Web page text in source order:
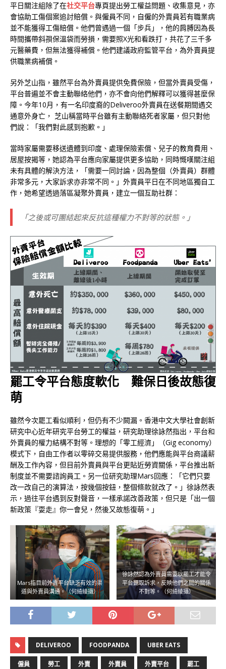
平日關注組除了在社交平台專頁提出勞工權益問題、收集意見，亦
會協助工傷個案追討賠償。與僱員不同，自僱的外賣員若有職業病
並不能獲得工傷賠償。他們曾遇過一個「步兵」，他的肩膊因為長
時間攜帶斜孭保溫袋而勞損，需要照X光和看跌打，共花了三千多
元醫藥費，但無法獲得補償。他們建議政府監管平台，為外賣員提
供職業病補償。
另外芝山指，雖然平台為外賣員提供免費保險，但當外賣員受傷，
平台普遍並不會主動聯絡他們，亦不會向他們解釋可以獲得甚麼保
障。今年10月，有一名印度裔的Deliveroo外賣員在送餐期間遇交
通意外身亡， 芝山稱當時平台雖有主動聯絡死者家屬，但只對他
們說：「我們對此感到抱歉。」
當時家屬需要移送遺體到印度、處理保險索償、兒子的教育費用、
居屋按揭等，她認為平台應向家屬提供更多協助，同時慨嘆關注組
未有具體的解決方法，「需要一同討論，因為整個（外賣員）群體
非常多元，大家訴求亦非常不同。」外賣員平日在不同地區獨自工
作，她希望透過落區凝聚外賣員，建立一個互助社群：
「之後或可團結起來反抗這種權力不對等的狀態。」
罷工令平台態度軟化
難保日後故態復
萌
雖然今次罷工看似順利，但仍有不少闕漏。香港中文大學社會創新
研究中心近年研究平台勞工的權益，研究助理徐詠然指出，平台和
外賣員的權力結構不對等。理想的「零工經濟」（Gig economy）
模式下，自由工作者以零碎交易提供服務，他們應能與平台商議薪
酬及工作內容，但目前外賣員與平台更貼近勞資關係，平台推出新
制度並不需要諮詢員工。另一位研究助理Mars回應：「它們只要
改一改自己的演算法，按幾個按鈕，整個條款就改了。」徐詠然表
示，過往平台遇到反對聲音，一樣承諾改善政策，但只是「出一個
新政策『耍走』你一會兒，然後又故態復萌。」
Mars指目前外賣平台缺乏有效的渠
道與外賣員溝通。（何綺綾攝）
徐詠然認為外賣員需要以罷工才能令
平台聽取訴求，反映他們之間的關係
不對等。（何綺綾攝）
DELIVEROO FOODPANDA UBER EATS
僱員 勞工 外賣 外賣員 外賣平台 罷工